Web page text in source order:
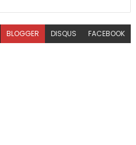
BLOGGER DISQUS FACEBOOK